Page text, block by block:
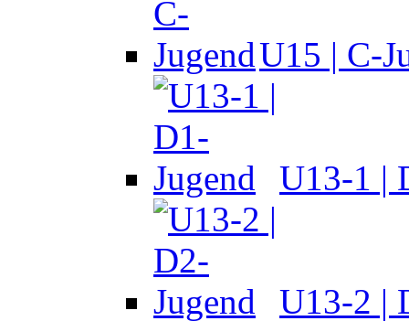
U15 | C-
U13-1 |
U13-2 |